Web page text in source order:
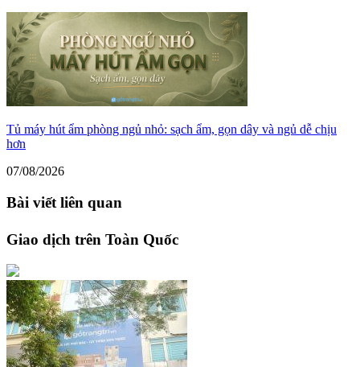
Tủ máy hút ẩm phòng ngủ nhỏ: sạch ẩm, gọn dây và ngủ dễ chịu
hơn
07/08/2026
Bài viết liên quan
Giao dịch trên Toàn Quốc